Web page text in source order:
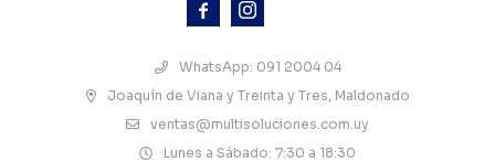
 
WhatsApp: 091 2004 04
Joaquín de Viana y Treinta y Tres, Maldonado
ventas@multisoluciones.com.uy
Lunes a Sábado: 7:30 a 18:30